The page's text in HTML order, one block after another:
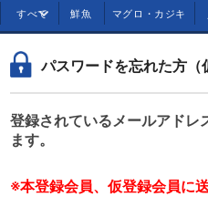
すべて 鮮魚 マグロ・カジキ
パスワードを忘れた方（
登録されているメールアドレ
ます。
※本登録会員、仮登録会員に